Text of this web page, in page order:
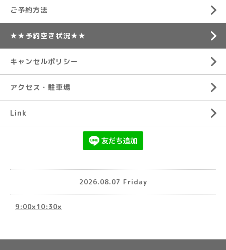
ご予約方法
★★予約空き状況★★
キャンセルポリシー
アクセス・駐車場
Link
2026.08.07 Friday
9:00×10:30×